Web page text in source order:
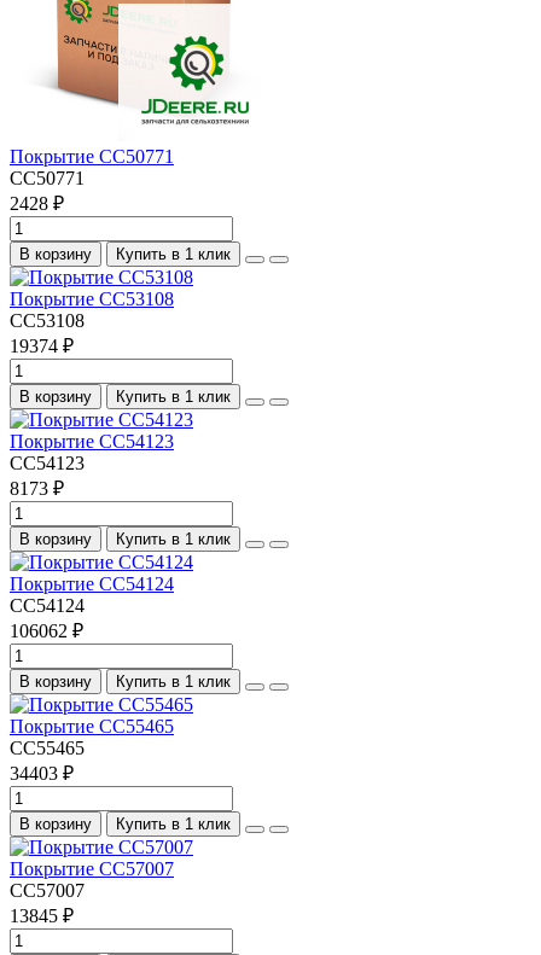
Покрытие CC50771
CC50771
2428 ₽
В корзину Купить в 1 клик
Покрытие CC53108
CC53108
19374 ₽
В корзину Купить в 1 клик
Покрытие CC54123
CC54123
8173 ₽
В корзину Купить в 1 клик
Покрытие CC54124
CC54124
106062 ₽
В корзину Купить в 1 клик
Покрытие CC55465
CC55465
34403 ₽
В корзину Купить в 1 клик
Покрытие CC57007
CC57007
13845 ₽